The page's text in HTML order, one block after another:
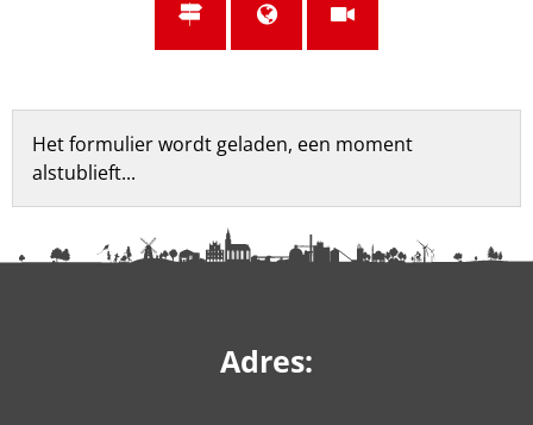
Feedbackformulier
Het formulier wordt geladen, een moment
alstublieft...
Adres: